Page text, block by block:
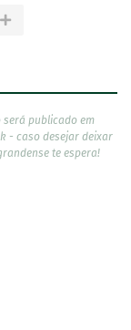
publicado em
- caso desejar deixar
te espera!